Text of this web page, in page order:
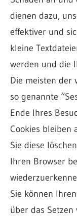
dienen dazu,
effektiver und
kleine
werden und die
Die meisten der
so genannte
Ende Ihres
Cookies bleiben
Sie diese
Ihren Browser
Sie können
über das